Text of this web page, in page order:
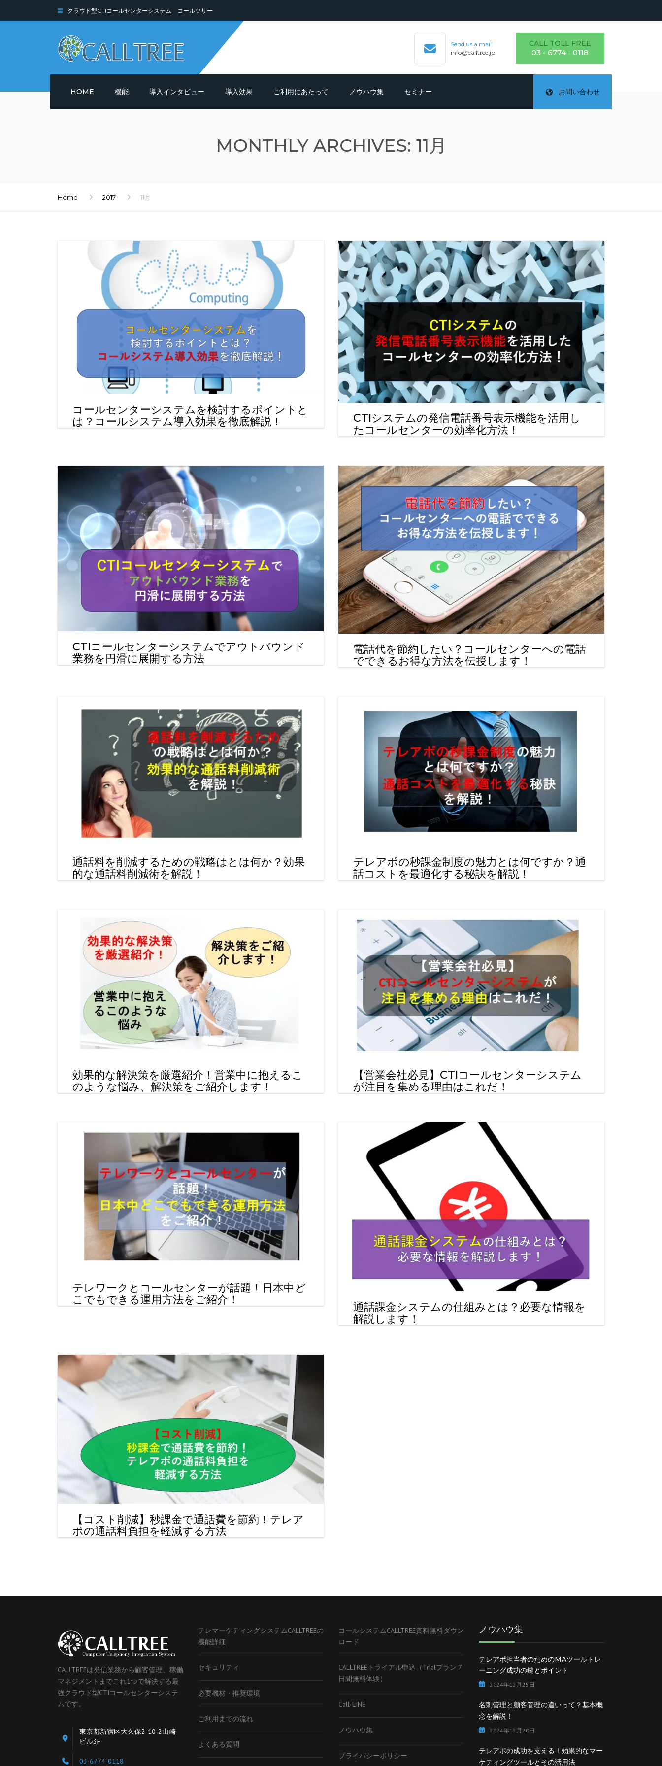
クラウド型CTIコールセンターシステム コールツリー
Send us a mail
info@calltree.jp
CALL TOLL FREE
03 - 6774 - 0118
お問い合わせ
HOME 機能 導入インタビュー 導入効果
導入効果シュミレーション
ご利用にあたって
ご利用までの流れ
ノウハウ集
CTIシステムとは？導入メリットもご
紹介
テレマーケティングシステム機能詳
コールセンターシステムを導入する
メリットとデメリット
コールセンターの言葉遣いを総ざら
い！
コールセンターのモニタリング機能
を徹底解説！評価基準や成功する方
法とは？
コールセンター業務の効率化の方法
は
インサイドセールスツールのおすす
め6種！
セミナー
MONTHLY ARCHIVES: 11月
Home 2017 11月
コールセンターシステムを検討するポイントと
は？コールシステム導入効果を徹底解説！
CTIシステムの発信電話番号表示機能を活用し
たコールセンターの効率化方法！
CTIコールセンターシステムでアウトバウンド
業務を円滑に展開する方法
電話代を節約したい？コールセンターへの電話
でできるお得な方法を伝授します！
通話料を削減するための戦略はとは何か？効果
的な通話料削減術を解説！
テレアポの秒課金制度の魅力とは何ですか？通
話コストを最適化する秘訣を解説！
効果的な解決策を厳選紹介！営業中に抱えるこ
のような悩み、解決策をご紹介します！
【営業会社必見】CTIコールセンターシステム
が注目を集める理由はこれだ！
テレワークとコールセンターが話題！日本中ど
こでもできる運用方法をご紹介！
通話課金システムの仕組みとは？必要な情報を
解説します！
【コスト削減】秒課金で通話費を節約！テレア
ポの通話料負担を軽減する方法
CALLTREEは発信業務から顧客管理、稼働
マネジメントまでこれ1つで解決する最
強クラウド型CTIコールセンターシステ
ムです。
東京都新宿区大久保2-10-2山崎
ビル3F
03-6774-0118
テレマーケティングシステムCALLTREEの
機能詳細
セキュリティ
必要機材・推奨環境
ご利用までの流れ
よくある質問
コールシステムCALLTREE資料無料ダウン
ロード
CALLTREEトライアル申込（Trialプラン７
日間無料体験）
Call-LINE
ノウハウ集
プライバシーポリシー
ノウハウ集
テレアポ担当者のためのMAツールトレ
ーニング成功の鍵とポイント
2024年12月25日
名刺管理と顧客管理の違いって？基本概
念を解説！
2024年12月20日
テレアポの成功を支える！効果的なマー
ケティングツールとその活用法